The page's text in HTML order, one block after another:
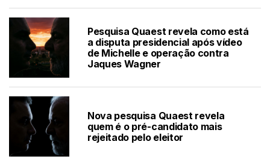
Pesquisa Quaest revela como está
a disputa presidencial após vídeo
de Michelle e operação contra
Jaques Wagner
Nova pesquisa Quaest revela
quem é o pré-candidato mais
rejeitado pelo eleitor